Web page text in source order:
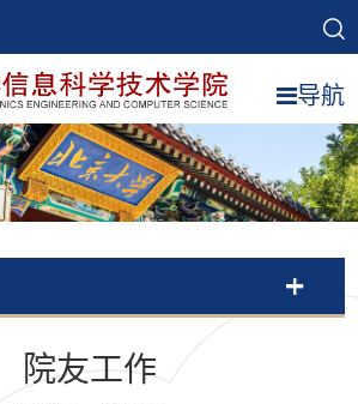
导航
院友工作